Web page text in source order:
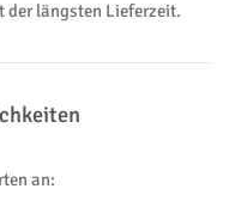
der längsten Lieferzeit.
an: